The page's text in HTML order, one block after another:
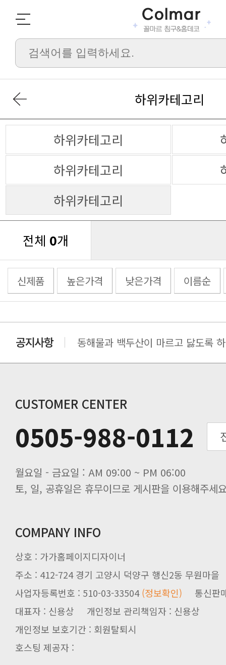
하위카테고리
하위카테고리
하위카테고리
하위카테고리
전체 0개
신제품 높은가격 낮은가격 이름순
동해물과 백두산이 마르고 닳도록
동해물과 백두산이 마르고 닳도록
동해물과 백두산이 마르고 닳도록
동해물과 백두산이 마르고 닳도록
동해물과 백두산이 마르고 닳도록
CUSTOMER CENTER
0505-988-0112
월요일 - 금요일 : AM 09:00 ~ PM 06:00
토, 일, 공휴일은 휴무이므로 게시판을 이용해주세
COMPANY INFO
상호 : 가가홈페이지디자이너
주소 : 412-724 경기 고양시 덕양구 행신2동 무원마을
사업자등록번호 : 510-03-33504(정보확인) 통신판
대표자 : 신용상 개인정보 관리책임자 : 신용상
개인정보 보호기간 : 회원탈퇴시
호스팅 제공자 :